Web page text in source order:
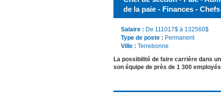
de la paie - Finances -
Salaire : De 111017$ à 132560$
Type de poste : Permanent
Ville : Terrebonne
La possibilité de faire carrière dans
son équipe de près de 1 300